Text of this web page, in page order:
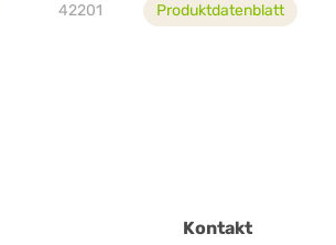
42201 Produktdatenblatt
Kontakt